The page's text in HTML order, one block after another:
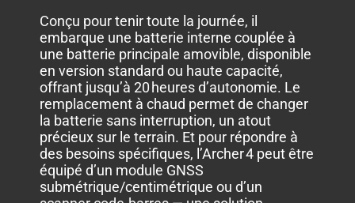
Conçu pour tenir toute la journée, il
embarque une batterie interne couplée à
une batterie principale amovible, disponible
en version standard ou haute capacité,
offrant jusqu’à 20 heures d’autonomie. Le
remplacement à chaud permet de changer
la batterie sans interruption, un atout
précieux sur le terrain. Et pour répondre à
des besoins spécifiques, l’Archer 4 peut être
équipé d’un module GNSS
submétrique/centimétrique ou d’un